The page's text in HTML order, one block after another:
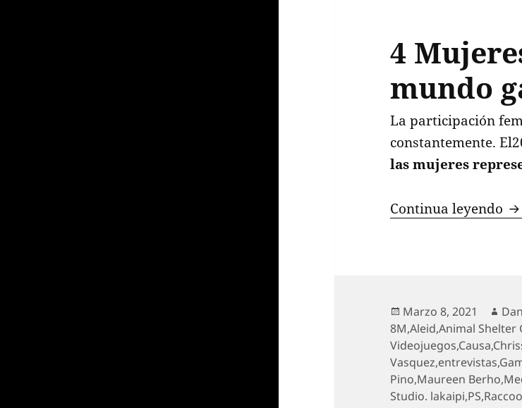
4
mundo
La participación
constantemente.
las mujeres
Continua leyendo 4
Publicado
el
Marzo 8, 2021
8M,Aleid,Animal Shelter
Videojuegos,Causa,
Vasquez,entrevistas,
Pino,Maureen Berho,
Studio. lakaipi,PS,